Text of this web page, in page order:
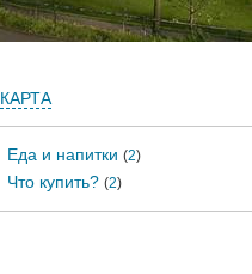
КАРТА
Еда и напитки (2)
Что купить? (2)